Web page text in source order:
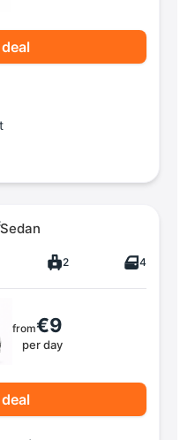
Sedan
2 4
from€9
per day